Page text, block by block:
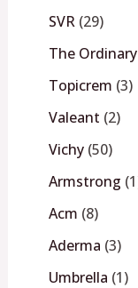
SVR 29
The Ordinary
Topicrem 3
Valeant 2
Vichy 50
Armstrong 1
Acm 8
Aderma 3
Umbrella 1